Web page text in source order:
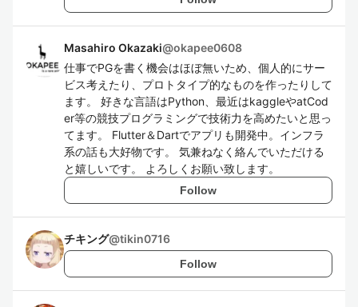
Masahiro Okazaki@okapee0608
仕事でPGを書く機会はほぼ無いため、個人的にサー
ビス考えたり、プロトタイプ的なものを作ったりして
ます。 好きな言語はPython、最近はkaggleやatCod
er等の競技プログラミングで技術力を高めたいと思っ
てます。 Flutter＆Dartでアプリも開発中。インフラ
系の話も大好物です。 気兼ねなく絡んでいただける
と嬉しいです。 よろしくお願い致します。
Follow
チキング@tikin0716
Follow